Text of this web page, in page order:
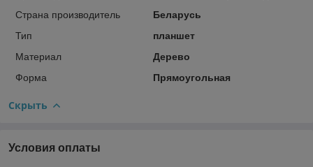
Страна производитель
Беларусь
Тип
планшет
Материал
Дерево
Форма
Прямоугольная
Скрыть
Условия оплаты